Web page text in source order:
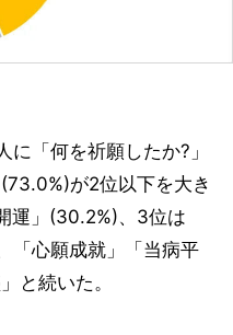
「何を祈願したか?」
が2位以下を大き
運」(30.2%)、3位は
「心願成就」「当病平
と続いた。